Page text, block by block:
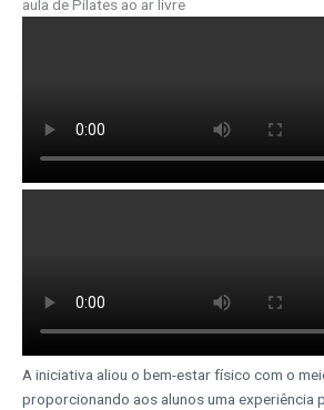
aula de Pilates ao ar livre
A iniciativa aliou o bem-estar físico com o
proporcionando aos alunos uma experiência